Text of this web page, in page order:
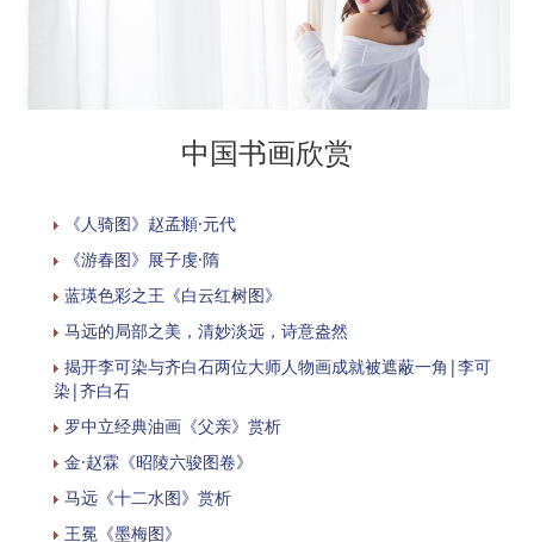
中国书画欣赏
《人骑图》赵孟頫·元代
《游春图》展子虔·隋
蓝瑛色彩之王《白云红树图》
马远的局部之美，清妙淡远，诗意盎然
揭开李可染与齐白石两位大师人物画成就被遮蔽一角|李可
染|齐白石
罗中立经典油画《父亲》赏析
金·赵霖《昭陵六骏图卷》
马远《十二水图》赏析
​王冕《墨梅图》